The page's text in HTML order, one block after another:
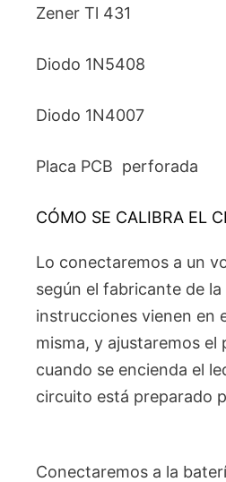
Zener Tl 431
Diodo 1N5408
Diodo 1N4007
Placa PCB perforada
CÓMO SE CALIBRA EL
Lo conectaremos a un
según el fabricante de
instrucciones vienen en
misma, y ajustaremos
cuando se encienda el
circuito está preparado
Conectaremos a la